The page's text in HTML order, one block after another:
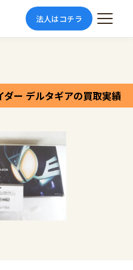
法人はコチラ
ー デルタギアの買取実績